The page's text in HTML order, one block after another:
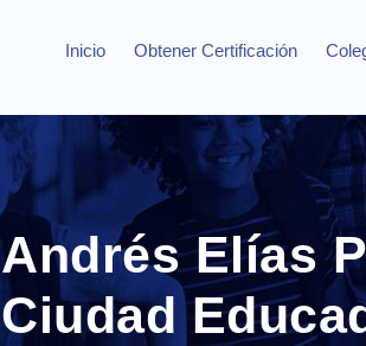
Inicio Obtener Certificación
Andrés Elías
Ciudad